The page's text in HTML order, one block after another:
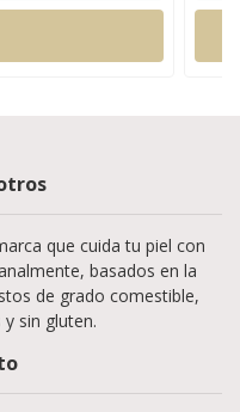
que cuida tu piel con
basados en la
de grado comestible,
sin gluten.